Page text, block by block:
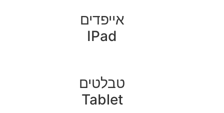
אייפדים
IPad
טבלטים
Tablet